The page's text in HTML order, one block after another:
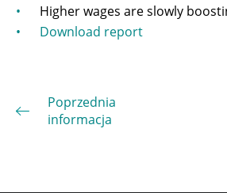
Higher wages are slowly
Download report
Poprzednia
informacja